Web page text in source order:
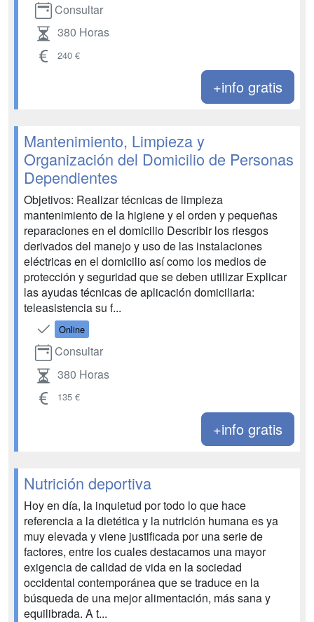
Consultar
380 Horas
240 €
+info gratis
Mantenimiento, Limpieza y
Organización del Domicilio de Personas
Dependientes
Objetivos: Realizar técnicas de limpieza
mantenimiento de la higiene y el orden y pequeñas
reparaciones en el domicilio Describir los riesgos
derivados del manejo y uso de las instalaciones
eléctricas en el domicilio así como los medios de
protección y seguridad que se deben utilizar Explicar
las ayudas técnicas de aplicación domiciliaria:
teleasistencia su f...
Online
Consultar
380 Horas
135 €
+info gratis
Nutrición deportiva
Hoy en día, la inquietud por todo lo que hace
referencia a la dietética y la nutrición humana es ya
muy elevada y viene justificada por una serie de
factores, entre los cuales destacamos una mayor
exigencia de calidad de vida en la sociedad
occidental contemporánea que se traduce en la
búsqueda de una mejor alimentación, más sana y
equilibrada. A t...